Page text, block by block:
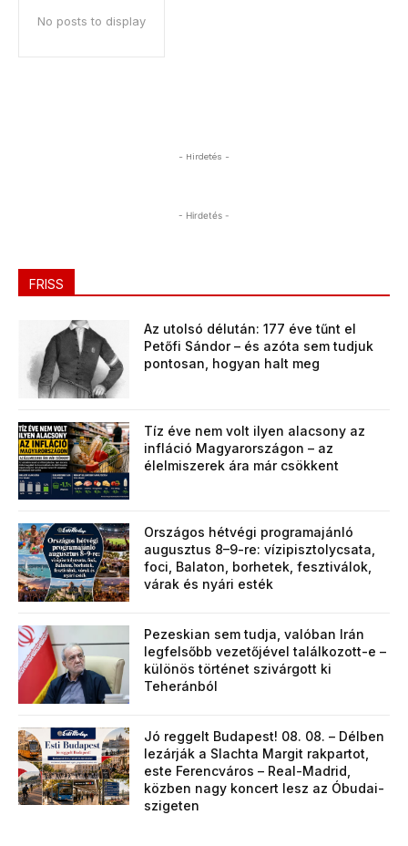
No posts to display
- Hirdetés -
- Hirdetés -
FRISS
Az utolsó délután: 177 éve tűnt el
Petőfi Sándor – és azóta sem tudjuk
pontosan, hogyan halt meg
Tíz éve nem volt ilyen alacsony az
infláció Magyarországon – az
élelmiszerek ára már csökkent
Országos hétvégi programajánló
augusztus 8–9-re: vízipisztolycsata,
foci, Balaton, borhetek, fesztiválok,
várak és nyári esték
Pezeskian sem tudja, valóban Irán
legfelsőbb vezetőjével találkozott-e –
különös történet szivárgott ki
Teheránból
Jó reggelt Budapest! 08. 08. – Délben
lezárják a Slachta Margit rakpartot,
este Ferencváros – Real-Madrid,
közben nagy koncert lesz az Óbudai-
szigeten